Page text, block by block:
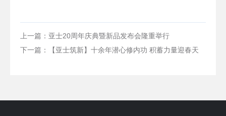
上一篇：亚士20周年庆典暨新品发布会隆重举行
下一篇：【亚士筑新】十余年潜心修内功 积蓄力量迎春天